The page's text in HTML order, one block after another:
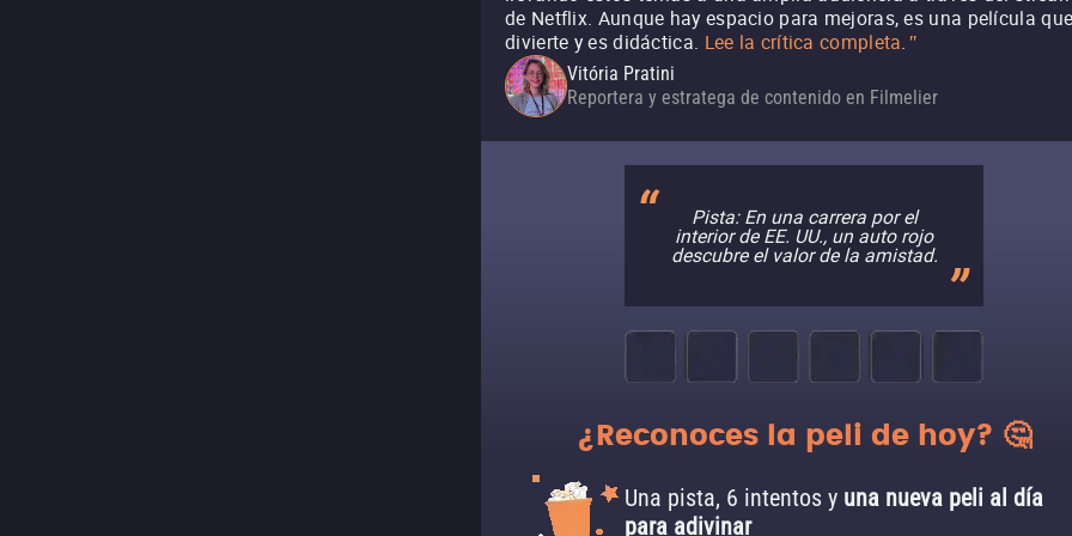
de Netflix. Aunque hay espacio para mejoras, es una película
divierte y es didáctica. Lee la crítica completa. "
Vitória Pratini
Reportera y estratega de contenido en Filmelier
Pista: En una carrera por el
interior de EE. UU., un auto rojo
descubre el valor de la amistad.
¿Reconoces la peli de hoy? 🤔
Una pista, 6 intentos y una nueva peli al día
para adivinar